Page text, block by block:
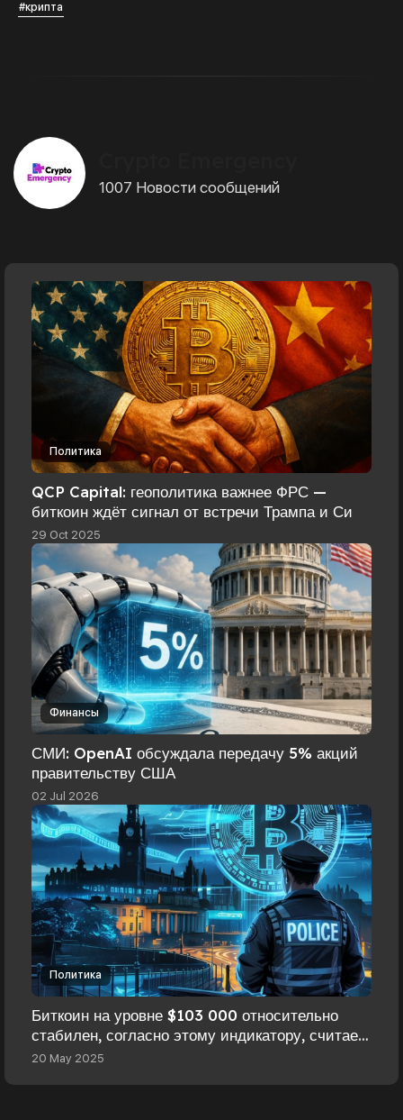
#крипта
1007 Новости сообщений
Политика
QCP Capital: геополитика важнее ФРС —
биткоин ждёт сигнал от встречи Трампа и Си
29 Oct 2025
Финансы
СМИ: OpenAI обсуждала передачу 5% акций
правительству США
02 Jul 2026
Политика
Биткоин на уровне $103 000 относительно
стабилен, согласно этому индикатору, считает
Quantum
20 May 2025